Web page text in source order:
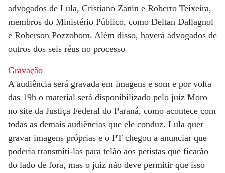
advogados de Lula, Cristiano Zanin e Roberto Teixeira,
membros do Ministério Público, como Deltan Dallagnol
e Roberson Pozzobom. Além disso, haverá advogados de
outros dos seis réus no processo
Gravação
A audiência será gravada em imagens e som e por volta
das 19h o material será disponibilizado pelo juiz Moro
no site da Justiça Federal do Paraná, como acontece com
todas as demais audiências que ele conduz. Lula quer
gravar imagens próprias e o PT chegou a anunciar que
poderia transmiti-las para telão aos petistas que ficarão
do lado de fora, mas o juiz não deve permitir que isso